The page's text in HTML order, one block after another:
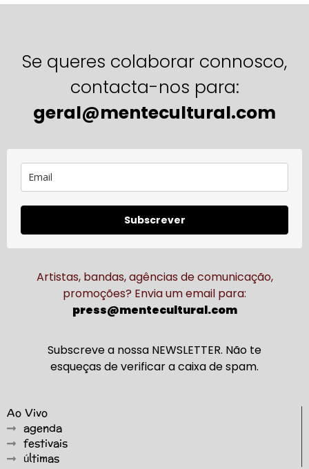
Se queres colaborar connosco,
contacta-nos para:
geral@mentecultural.com
Subscrever
Artistas, bandas, agências de comunicação,
promoções? Envia um email para:
press@mentecultural.com
Subscreve a nossa NEWSLETTER. Não te
esqueças de verificar a caixa de spam.
Ao Vivo
agenda
festivais
últimas